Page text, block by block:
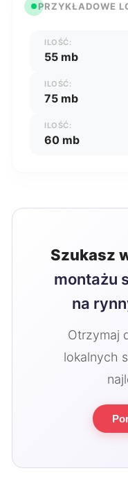
PRZYKŁADOWE
ILOŚĆ:
55 mb
ILOŚĆ:
75 mb
ILOŚĆ:
60 mb
Szukasz
montażu
na
Otrzymaj
lokalnych